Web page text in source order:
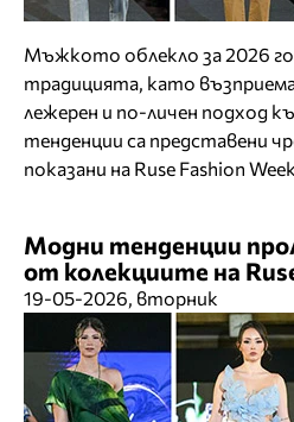
Мъжкото облекло за 2026
традицията, като
лежерен и по-личен подход
тенденции са представени
показани на Ruse Fashion
Модни тенденции
от колекциите на
19-05-2026, вторник